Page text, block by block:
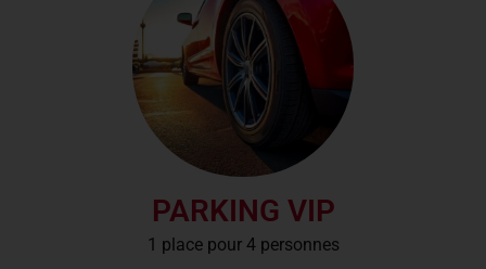
PARKING VIP
1 place pour 4 personnes